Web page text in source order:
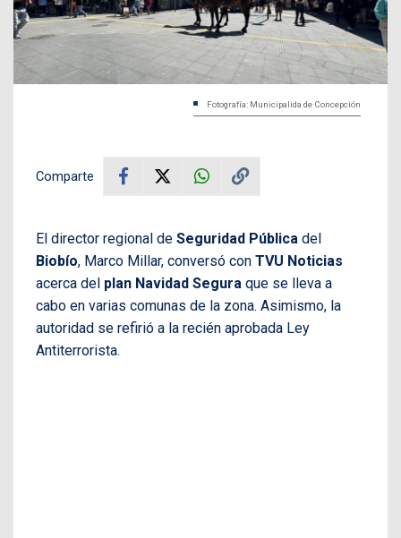
Fotografía: Municipalida de Concepción
Comparte
El director regional de Seguridad Pública del
Biobío, Marco Millar, conversó con TVU Noticias
acerca del plan Navidad Segura que se lleva a
cabo en varias comunas de la zona. Asimismo, la
autoridad se refirió a la recién aprobada Ley
Antiterrorista.